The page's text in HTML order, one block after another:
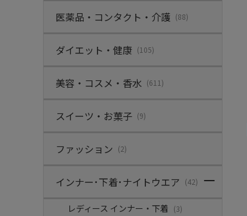
医薬品・コンタクト・介護 (88)
ダイエット・健康 (105)
美容・コスメ・香水 (611)
スイーツ・お菓子 (9)
ファッション (2)
インナー･下着･ナイトウエア (42)
レディース インナー・下着 (3)